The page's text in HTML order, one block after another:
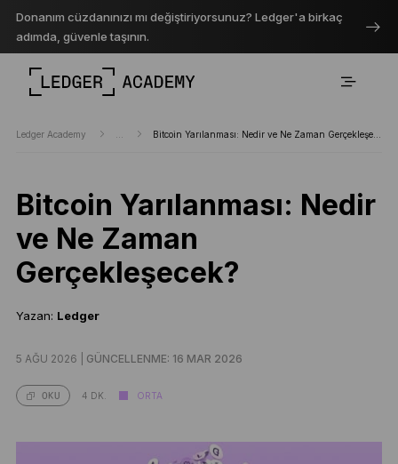
Donanım cüzdanınızı mı değiştiriyorsunuz? Ledger'a birkaç
adımda, güvenle taşının.
Ledger Academy Bitcoin Yarılanması: Nedir ve Ne Zaman Gerçekleşecek?
Bitcoin Yarılanması: Nedir
ve Ne Zaman
Gerçekleşecek?
Yazan: Ledger
5 AĞU 2026 | GÜNCELLENME: 16 MAR 2026
OKU 4 DK. ORTA